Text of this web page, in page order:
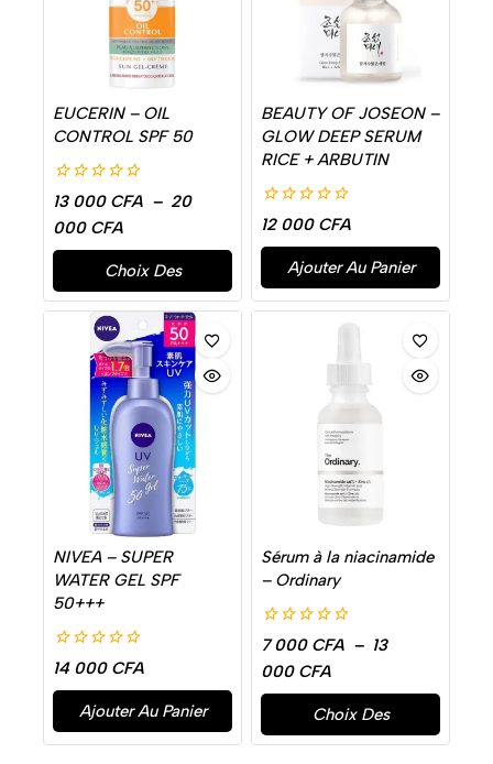
EUCERIN – OIL
CONTROL SPF 50
0
de
5
13 000 CFA – 20
000 CFA
Choix Des
Options
BEAUTY OF JOSEON –
GLOW DEEP SERUM
RICE + ARBUTIN
0
de
5
12 000 CFA
Ajouter Au Panier
NIVEA – SUPER
WATER GEL SPF
50+++
0
de
5
14 000 CFA
Ajouter Au Panier
Sérum à la niacinamide
– Ordinary
0
de
5
7 000 CFA – 13
000 CFA
Choix Des
Options